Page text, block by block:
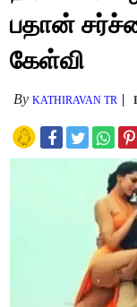
பதான்
கேள்வி
ByKATHIRAVAN TR